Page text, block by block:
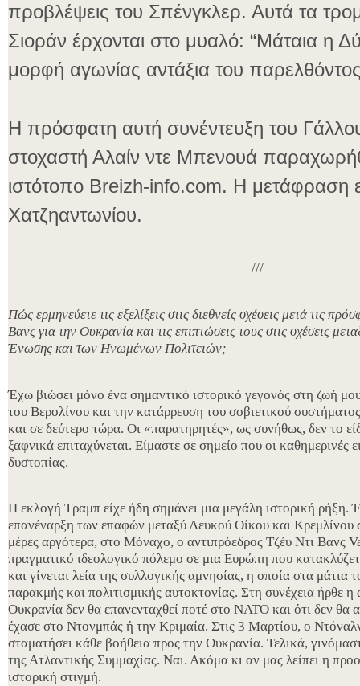
προβλέψεις του Σπένγκλερ. Αυτά τα
Σιοράν έρχονται στο μυαλό: “Μάταια η
μορφή αγωνίας αντάξια του
Η πρόσφατη αυτή συνέντευξη του
στοχαστή Αλαίν ντε Μπενουά
ιστότοπο Breizh-info.com. Η μετάφραση
Χατζηαντωνίου.
///
Πώς ερμηνεύετε τις εξελίξεις στις διεθνείς σχέσεις μετά τις
Βανς για την Ουκρανία και τις επιπτώσεις τους στις σχέσεις
Ένωσης και των Ηνωμένων Πολιτειών;
Έχω βιώσει μόνο ένα σημαντικό ιστορικό γεγονός στη ζωή
του Βερολίνου και την κατάρρευση του σοβιετικού
και σε δεύτερο τώρα. Οι «παρατηρητές», ως συνήθως, δεν το
ξαφνικά επιταχύνεται. Είμαστε σε σημείο που οι καθημερινές
δυστοπίας.
Η εκλογή Τραμπ είχε ήδη σημάνει μια μεγάλη ιστορική ρήξη.
επανέναρξη των επαφών μεταξύ Λευκού Οίκου και Κρεμλίνου
μέρες αργότερα, στο Μόναχο, ο αντιπρόεδρος Τζέυ Ντι Βανς
πραγματικό ιδεολογικό πόλεμο σε μια Ευρώπη που
και γίνεται λεία της συλλογικής αμνησίας, η οποία στα μάτια
παρακμής και πολιτισμικής αυτοκτονίας. Στη συνέχεια ήρθε
Ουκρανία δεν θα επανενταχθεί ποτέ στο ΝΑΤΟ και ότι δεν θα
έχασε στο Ντονμπάς ή την Κριμαία. Στις 3 Μαρτίου, ο
σταματήσει κάθε βοήθεια προς την Ουκρανία. Τελικά,
της Ατλαντικής Συμμαχίας. Ναι. Ακόμα κι αν μας λείπει η
ιστορική στιγμή.